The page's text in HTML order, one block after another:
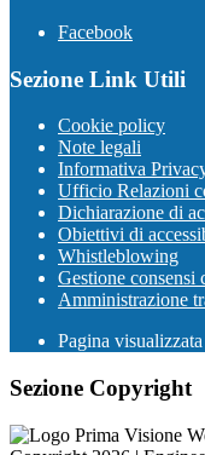
Facebook
Sezione Link Utili
Cookie policy
Note legali
Informativa
Ufficio Relazioni
Dichiarazione di
Obiettivi di
Whistleblowing
Gestione consensi
Amministrazione
Pagina visualizzata
Sezione Copyright